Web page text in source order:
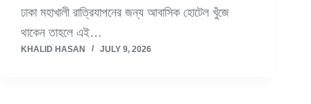
ঢাকা মহাখালী রাত্রিযাপনের জন্য আবাসিক হোটেল খুঁজে
থাকেন তাহলে এই…
KHALID HASAN JULY 9, 2026